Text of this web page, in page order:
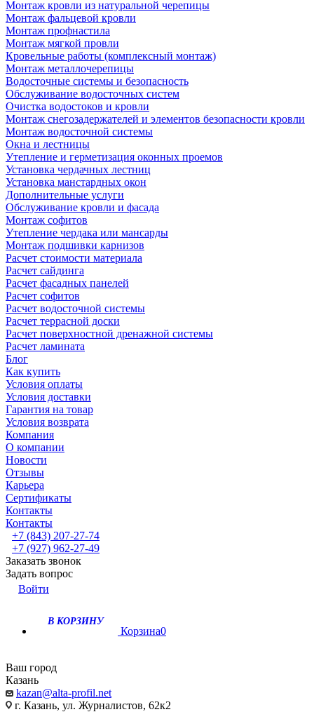
Монтаж кровли из натуральной черепицы
Монтаж фальцевой кровли
Монтаж профнастила
Монтаж мягкой провли
Кровельные работы (комплексный монтаж)
Монтаж металлочерепицы
Водосточные системы и безопасность
Обслуживание водосточных систем
Очистка водостоков и кровли
Монтаж снегозадержателей и элементов безопасности кровли
Монтаж водосточной системы
Окна и лестницы
Утепление и герметизация оконных проемов
Установка чердачных лестниц
Установка манстардных окон
Дополнительные услуги
Обслуживание кровли и фасада
Монтаж софитов
Утепление чердака или мансарды
Монтаж подшивки карнизов
Расчет стоимости материала
Расчет сайдинга
Расчет фасадных панелей
Расчет софитов
Расчет водосточной системы
Расчет террасной доски
Расчет поверхностной дренажной системы
Расчет ламината
Блог
Как купить
Условия оплаты
Условия доставки
Гарантия на товар
Условия возврата
Компания
О компании
Новости
Отзывы
Карьера
Сертификаты
Контакты
Контакты
+7 (843) 207-27-74
+7 (927) 962-27-49
Заказать звонок
Задать вопрос
Войти
В КОРЗИНУ
Корзина0
Ваш город
Казань
kazan@alta-profil.net
г. Казань, ул. Журналистов, 62к2